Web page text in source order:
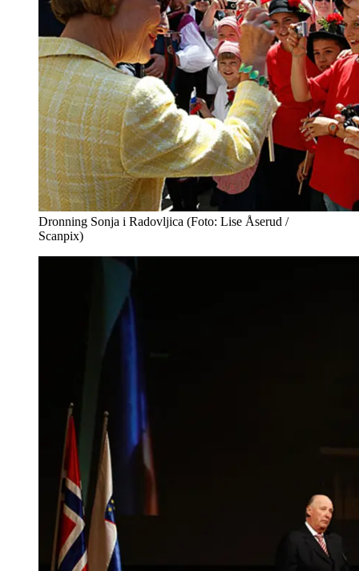
Dronning Sonja i Radovljica (Foto: Lise Åserud /
Scanpix)